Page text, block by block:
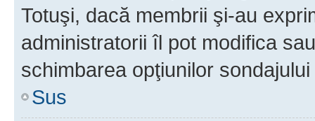
Totuşi, dacă membrii şi-au
administratorii îl pot modifica
schimbarea opţiunilor
Sus